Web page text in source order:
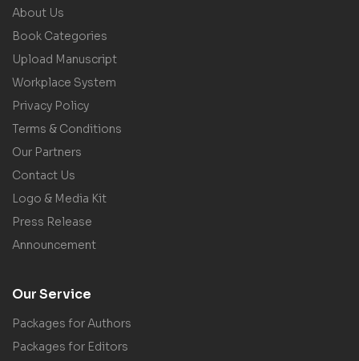
About Us
Book Categories
Upload Manuscript
Workplace System
Privacy Policy
Terms & Conditions
Our Partners
Contact Us
Logo & Media Kit
Press Release
Announcement
Our Service
Packages for Authors
Packages for Editors